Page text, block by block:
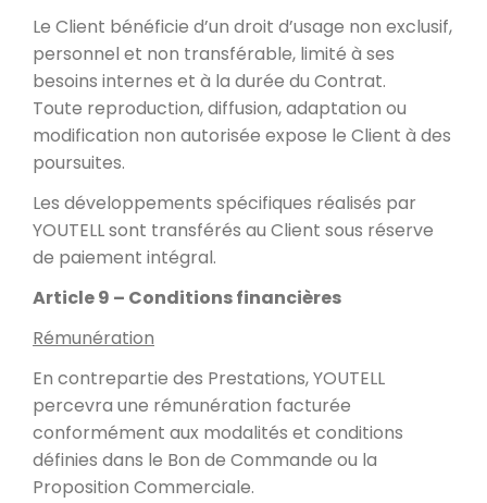
Le Client bénéficie d’un droit d’usage non exclusif,
personnel et non transférable, limité à ses
besoins internes et à la durée du Contrat.
Toute reproduction, diffusion, adaptation ou
modification non autorisée expose le Client à des
poursuites.
Les développements spécifiques réalisés par
YOUTELL sont transférés au Client sous réserve
de paiement intégral.
Article 9 – Conditions financières
Rémunération
En contrepartie des Prestations, YOUTELL
percevra une rémunération facturée
conformément aux modalités et conditions
définies dans le Bon de Commande ou la
Proposition Commerciale.